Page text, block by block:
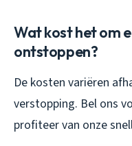
Wat kost het om
ontstoppen?
De kosten variëren
verstopping. Bel ons
profiteer van onze